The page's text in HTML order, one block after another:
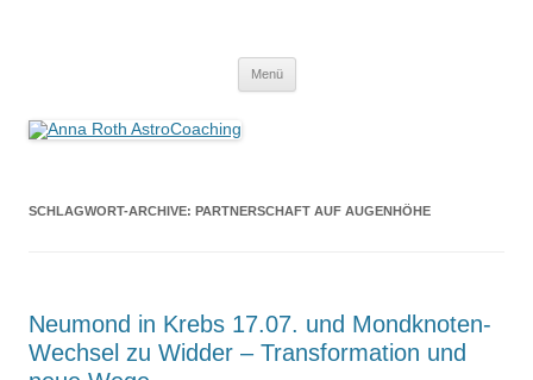
Menü
SCHLAGWORT-ARCHIVE: PARTNERSCHAFT AUF AUGENHÖHE
Neumond in Krebs 17.07. und Mondknoten-
Wechsel zu Widder – Transformation und